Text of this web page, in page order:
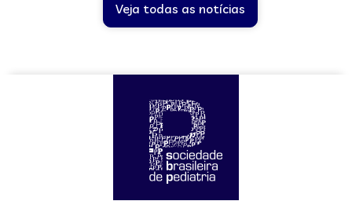
Veja todas as notícias